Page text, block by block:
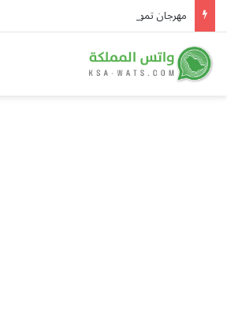
مهرجان تمور الخبراء يستقطب الزوار على مساحة 50 ألف متر مربع